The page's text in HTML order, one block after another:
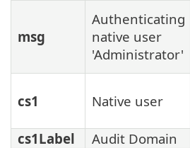
msg
Authenticating
native user
'Administrator'
cs1 Native user
cs1Label
Audit Domain